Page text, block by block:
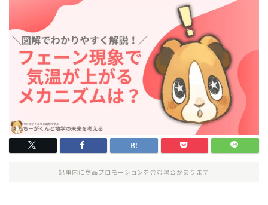
記事内に商品プロモーションを含む場合があります